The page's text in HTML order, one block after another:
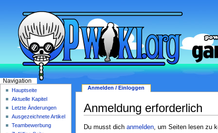
Anmeldung erforderlich
Du musst dich anmelden, um Seiten lesen zu
Anmelden / Einloggen
Navigation
Hauptseite
Aktuelle Kapitel
Letzte Änderungen
Ausgezeichnete Artikel
Teambewerbung